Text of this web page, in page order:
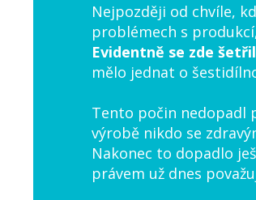
Nejpozději od chvíle,
problémech s
Evidentně se zde
mělo jednat o
Tento počin nedopadl
výrobě nikdo se
Nakonec to dopadlo
právem už dnes